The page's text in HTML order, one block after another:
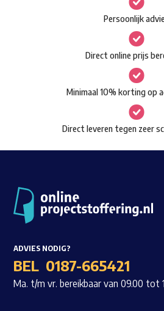
Waar ben je naar op zoek?
optie
kan
gekozen
op
de
Persoonlijk
Direct online prijs
Minimaal 10% korting op
Direct leveren tegen zeer
ADVIES NODIG?
BEL 0187-665421
Ma. t/m vr. bereikbaar van 09.00 tot